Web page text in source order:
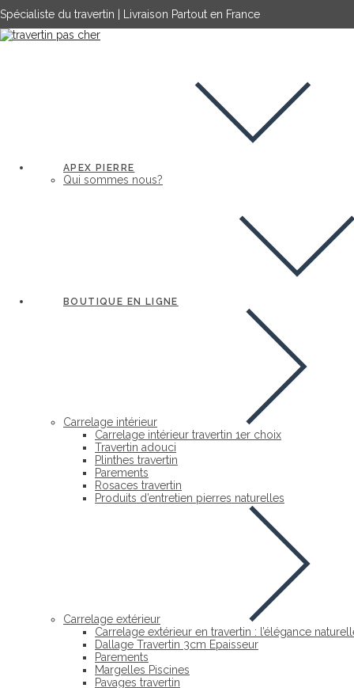
Spécialiste du travertin | Livraison Partout en France
APEX PIERRE
Qui sommes nous?
BOUTIQUE EN LIGNE
Carrelage intérieur
Carrelage intérieur travertin 1er choix
Travertin adouci
Plinthes travertin
Parements
Rosaces travertin
Produits d’entretien pierres naturelles
Carrelage extérieur
Carrelage extérieur en travertin : l’élégance
Dallage Travertin 3cm Epaisseur
Parements
Margelles Piscines
Pavages travertin